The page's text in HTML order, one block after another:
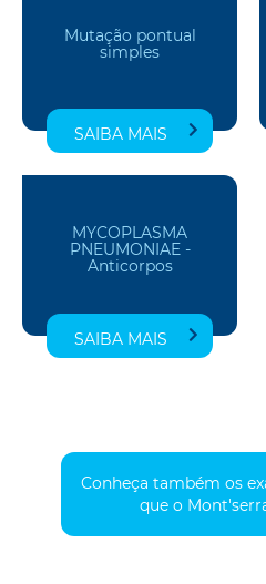
Mutação pontual
simples
SAIBA MAIS
MYCOPLASMA
PNEUMONIAE -
Anticorpos
SAIBA MAIS
Conheça também os
que o